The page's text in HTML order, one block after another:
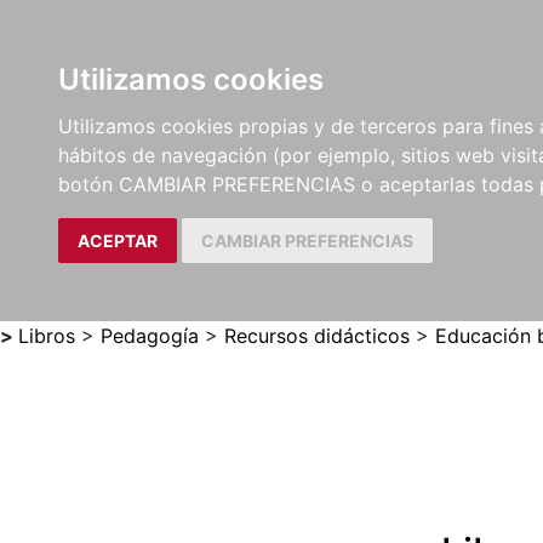
Utilizamos cookies
Utilizamos cookies propias y de terceros para
hábitos de navegación (por ejemplo, sitios web
botón CAMBIAR PREFERENCIAS o aceptarlas
ACEPTAR CAMBIAR PREFERENCIAS
LIBROS
MÉTODOS Y
EJERCICIOS
PARTITURAS Y
CRÍTICAS
> Libros > Pedagogía > Recursos didácticos > Educación